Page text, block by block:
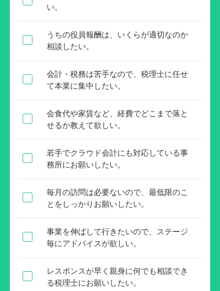
い。
うちの役員報酬は、いくらが適切なのか
相談したい。
会計・税務は苦手なので、税理士に任せ
て本業に集中したい。
会食代や家賃など、経費でどこまで落と
せるか教えて欲しい。
若手でクラウド会計にも対応している事
務所にお願いしたい。
毎月の訪問は必要ないので、最低限のこ
とをしっかりお願いしたい。
事業を伸ばして行きたいので、ステージ
毎にアドバイスが欲しい。
レスポンスが早く親身に何でも相談でき
る税理士にお願いしたい。